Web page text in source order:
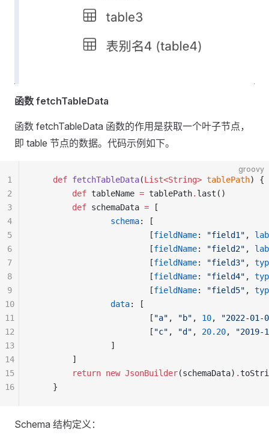
函数 fetchTableData
函数 fetchTableData 函数的作用是获取一个叶子节点，
即 table 节点的数据。代码示例如下。
groovy
    def
fetchTableData(List<String> tablePath) {
        def
tableName = tablePath. last()
        def
schemaData = [
                schema
: [
                        [
fieldName: "field1" ,
                        [
fieldName: "field2" ,
                        [
fieldName: "field3" ,
                        [
fieldName: "field4" ,
                        [
fieldName: "field5" ,
                data
: [
                        [
"a" , "b" , 10,
"2022-01-
                        [
"c" , "d" , 20.20,
"2019-
                ]
        ]
        return
new JsonBuilder(schemaData) .
    }
1
2
3
4
5
6
7
8
9
10
11
12
13
14
15
16
Schema 结构定义：